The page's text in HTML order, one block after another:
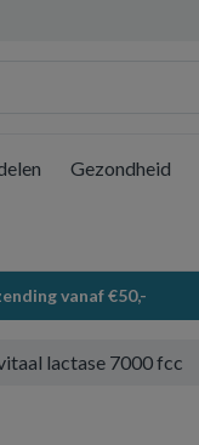
Gezondheid
vanaf €50,-
lactase 7000 fcc